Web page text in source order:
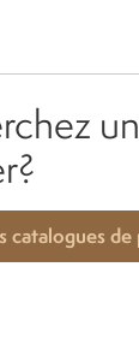
catalogues de